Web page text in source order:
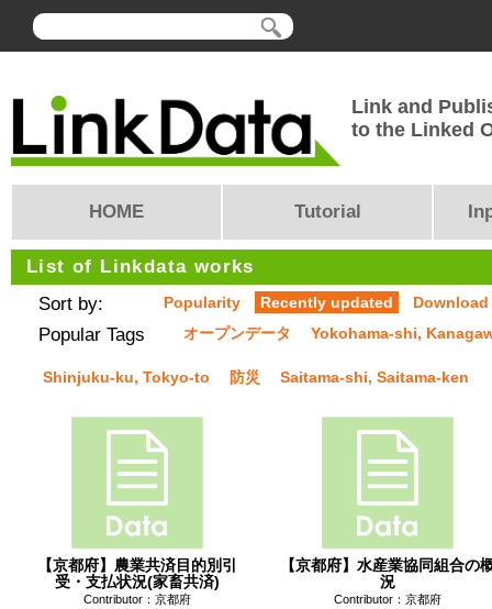
Link and
to the Linked
HOME Tutorial
List of Linkdata works
Sort by:
Popularity Recently updated
Popular Tags オープンデータ Yokohama-shi,
Shinjuku-ku, Tokyo-to 防災 Saitama-shi, Saitama-ken
【京都府】農業共済目的別引
受・支払状況(家畜共済)
Contributor：京都府
【京都府】水産業協同組合の
況
Contributor：京都府